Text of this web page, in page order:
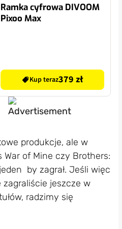
Ramka cyfrowa DIVOOM
Pixoo Max
Kup teraz379 zł
produkcje, ale w
War of Mine czy Brothers:
by zagrał. Jeśli więc
zagraliście jeszcze w
radzimy się